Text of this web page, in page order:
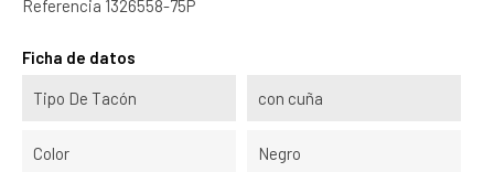
Referencia 1326558-75P
Ficha de datos
Tipo De Tacón con cuña
Color Negro